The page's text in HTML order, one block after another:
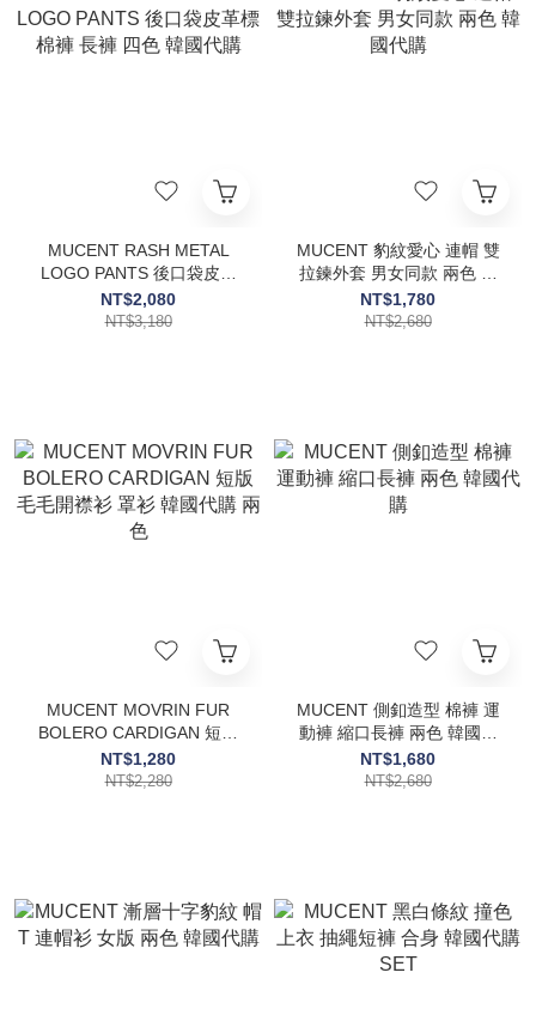
MUCENT RASH METAL
LOGO PANTS 後口袋皮革
標 棉褲 長褲 四色 韓國代購
NT$2,080
NT$3,180
MUCENT 豹紋愛心 連帽 雙
拉鍊外套 男女同款 兩色 韓
國代購
NT$1,780
NT$2,680
MUCENT MOVRIN FUR
BOLERO CARDIGAN 短版
毛毛開襟衫 罩衫 韓國代購
兩色
NT$1,280
NT$2,280
MUCENT 側釦造型 棉褲 運
動褲 縮口長褲 兩色 韓國代
購
NT$1,680
NT$2,680